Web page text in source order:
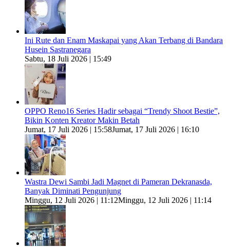
Ini Rute dan Enam Maskapai yang Akan Terbang di Bandara
Husein Sastranegara
Sabtu, 18 Juli 2026 | 15:49
OPPO Reno16 Series Hadir sebagai “Trendy Shoot Bestie”,
Bikin Konten Kreator Makin Betah
Jumat, 17 Juli 2026 | 15:58Jumat, 17 Juli 2026 | 16:10
Wastra Dewi Sambi Jadi Magnet di Pameran Dekranasda,
Banyak Diminati Pengunjung
Minggu, 12 Juli 2026 | 11:12Minggu, 12 Juli 2026 | 11:14